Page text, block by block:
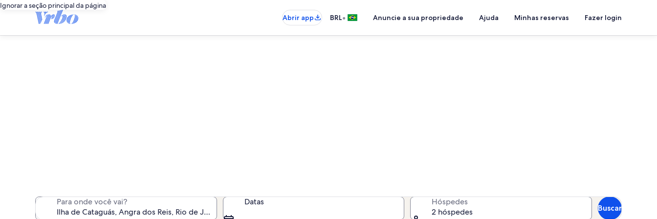
Ignorar a seção principal da página
Abrir app
BRL• Anuncie a sua propriedade Ajuda Minhas reservas Fazer login
Para onde você vai? Datas
Hóspedes
2 hóspedes
Buscar